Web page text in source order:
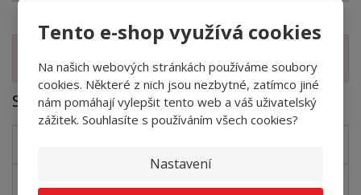
Tento e-shop využívá cookies
Na našich webových stránkách používáme soubory
cookies. Některé z nich jsou nezbytné, zatímco jiné
nám pomáhají vylepšit tento web a váš uživatelský
zážitek. Souhlasíte s používáním všech cookies?
Nastavení
Zobrazit související produkty
Soubory ke stažení
Coral-Coral lines CZ pdf (542.41 Kb)